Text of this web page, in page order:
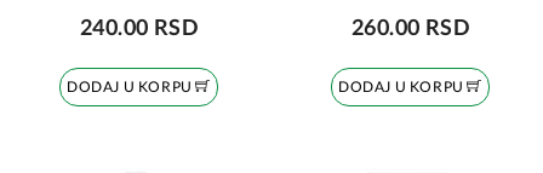
240.00 RSD
DODAJ U KORPU
260.00 RSD
DODAJ U KORPU